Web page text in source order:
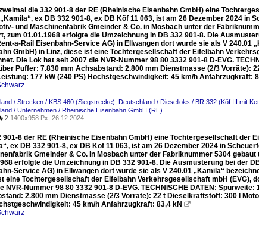
die 332 901-8 der RE (Rheinische Eisenbahn GmbH) eine
ex DB 332 901-8, ex DB Köf 11 063, ist am 26 Dezember 2024 in
und Maschinenfabrik Gmeinder & Co. in Mosbach unter der
zum 01.01.1968 erfolgte die Umzeichnung in DB 332 901-8. Die
a-Rail Eisenbahn-Service AG) in Ellwangen dort wurde sie als V 240.01
GmbH) in Linz, diese ist eine Tochtergesellschaft der Eifelbahn
Die Lok hat seit 2007 die NVR-Nummer 98 80 3332 901-8 D-EVG.
Puffer: 7.830 mm Achsabstand: 2.800 mm Dienstmasse (2/3 Vorräte):
177 kW (240 PS) Höchstgeschwindigkeit: 45 km/h Anfahrzugkraft:
/ Strecken / KBS 460 (Siegstrecke) Deutschland / Dieselloks / BR 332 (Köf III mit
/ Unternehmen / Rheinische Eisenbahn GmbH (RE)
2 1400x958 Px, 26.12.2024
901-8 der RE (Rheinische Eisenbahn GmbH) eine Tochtergesellschaft der
ex DB 332 901-8, ex DB Köf 11 063, ist am 26 Dezember 2024 in
Gmeinder & Co. in Mosbach unter der Fabriknummer 5304
erfolgte die Umzeichnung in DB 332 901-8. Die Ausmusterung bei der
Service AG) in Ellwangen dort wurde sie als V 240.01 „Kamila“
eine Tochtergesellschaft der Eifelbahn Verkehrsgesellschaft mbH (EVG),
NVR-Nummer 98 80 3332 901-8 D-EVG. TECHNISCHE DATEN:
2.800 mm Dienstmasse (2/3 Vorräte): 22 t Dieselkraftstoff: 300 l
45 km/h Anfahrzugkraft: 83,4 kN 